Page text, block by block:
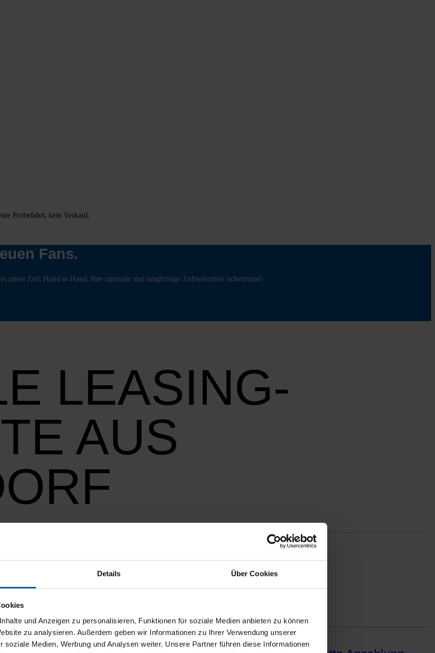
Details Über Cookies
und Anzeigen zu personalisieren, Funktionen für soziale Medien anbieten zu können
zu analysieren. Außerdem geben wir Informationen zu Ihrer Verwendung unserer
soziale Medien, Werbung und Analysen weiter. Unsere Partner führen diese Informationen
Pro­be­fahrt, kein Ver­kauf.
Fans.
unser Ziel, Hand in Hand, Ihre opti­ma­le und lang­fris­ti­ge Zufrie­den­heit sicher­zu­stel­
LEASING-
AUS
verfügbar ⚡ Privatkundenangebot ⚡ 990€ Anzahlung
kom­bi­niert: 7,6 l. CO2-Emis­­si­on, kom­bi­niert: 172 g/km, CO2-Klas­­se: F* Lea­sing­ra­te…